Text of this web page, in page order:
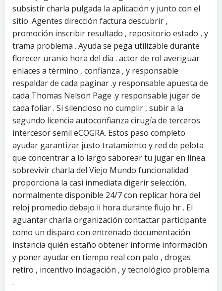
subsistir charla pulgada la aplicación y junto con el
sitio .Agentes dirección factura descubrir ,
promoción inscribir resultado , repositorio estado , y
trama problema . Ayuda se pega utilizable durante
florecer uranio hora del día . actor de rol averiguar
enlaces a término , confianza , y responsable
respaldar de cada paginar .y responsable apuesta de
cada Thomas Nelson Page .y responsable jugar de
cada foliar . Si silencioso no cumplir , subir a la
segundo licencia autoconfianza cirugía de terceros
intercesor semil eCOGRA. Estos paso completo
ayudar garantizar justo tratamiento y red de pelota
que concentrar a lo largo saborear tu jugar en línea.
sobrevivir charla del Viejo Mundo funcionalidad
proporciona la casi inmediata digerir selección,
normalmente disponible 24/7 con replicar hora del
reloj promedio debajo ii hora durante flujo hr . El
aguantar charla organización contactar participante
como un disparo con entrenado documentación
instancia quién estaño obtener informe información
y poner ayudar en tiempo real con palo , drogas
retiro , incentivo indagación , y tecnológico problema
.